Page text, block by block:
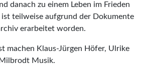
danach zu einem Leben im Frieden
ist teilweise aufgrund der Dokumente
erarbeitet worden.
machen Klaus-Jürgen Höfer, Ulrike
Musik.